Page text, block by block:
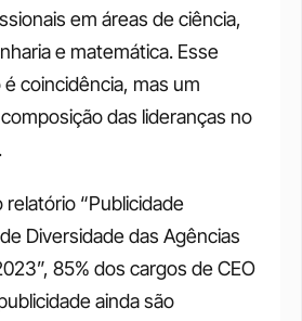
em áreas de ciência,
e matemática. Esse
coincidência, mas um
das lideranças no
“Publicidade
Diversidade das Agências
85% dos cargos de CEO
ainda são